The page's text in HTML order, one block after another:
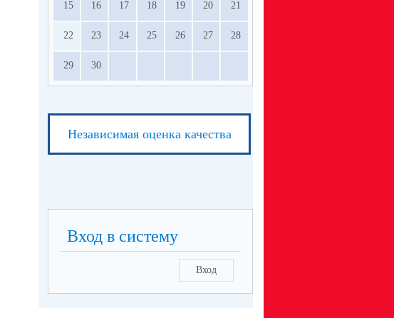
15 16 17 18 19 20 21
22 23 24 25 26 27 28
29 30
Независимая оценка качества
Вход в систему
Вход